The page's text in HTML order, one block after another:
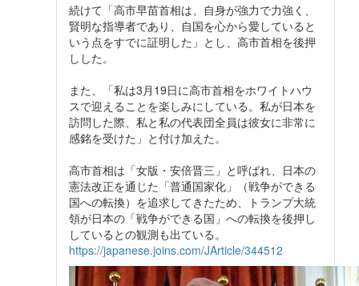
続けて「高市早苗首相は、自身が強力で力強く、
賢明な指導者であり、自国を心から愛していると
いう点をすでに証明した」とし、高市首相を後押
しした。
また、「私は3月19日に高市首相をホワイトハウ
スで迎えることを楽しみにしている。私が日本を
訪問した際、私と私の代表団全員は彼女に非常に
感銘を受けた」と付け加えた。
高市首相は「女版・安倍晋三」と呼ばれ、日本の
憲法改正を通じた「普通国家化」（戦争ができる
国への転換）を追求してきたため、トランプ大統
領が日本の「戦争ができる国」への転換を後押し
しているとの観測も出ている。
https://japanese.joins.com/JArticle/344512